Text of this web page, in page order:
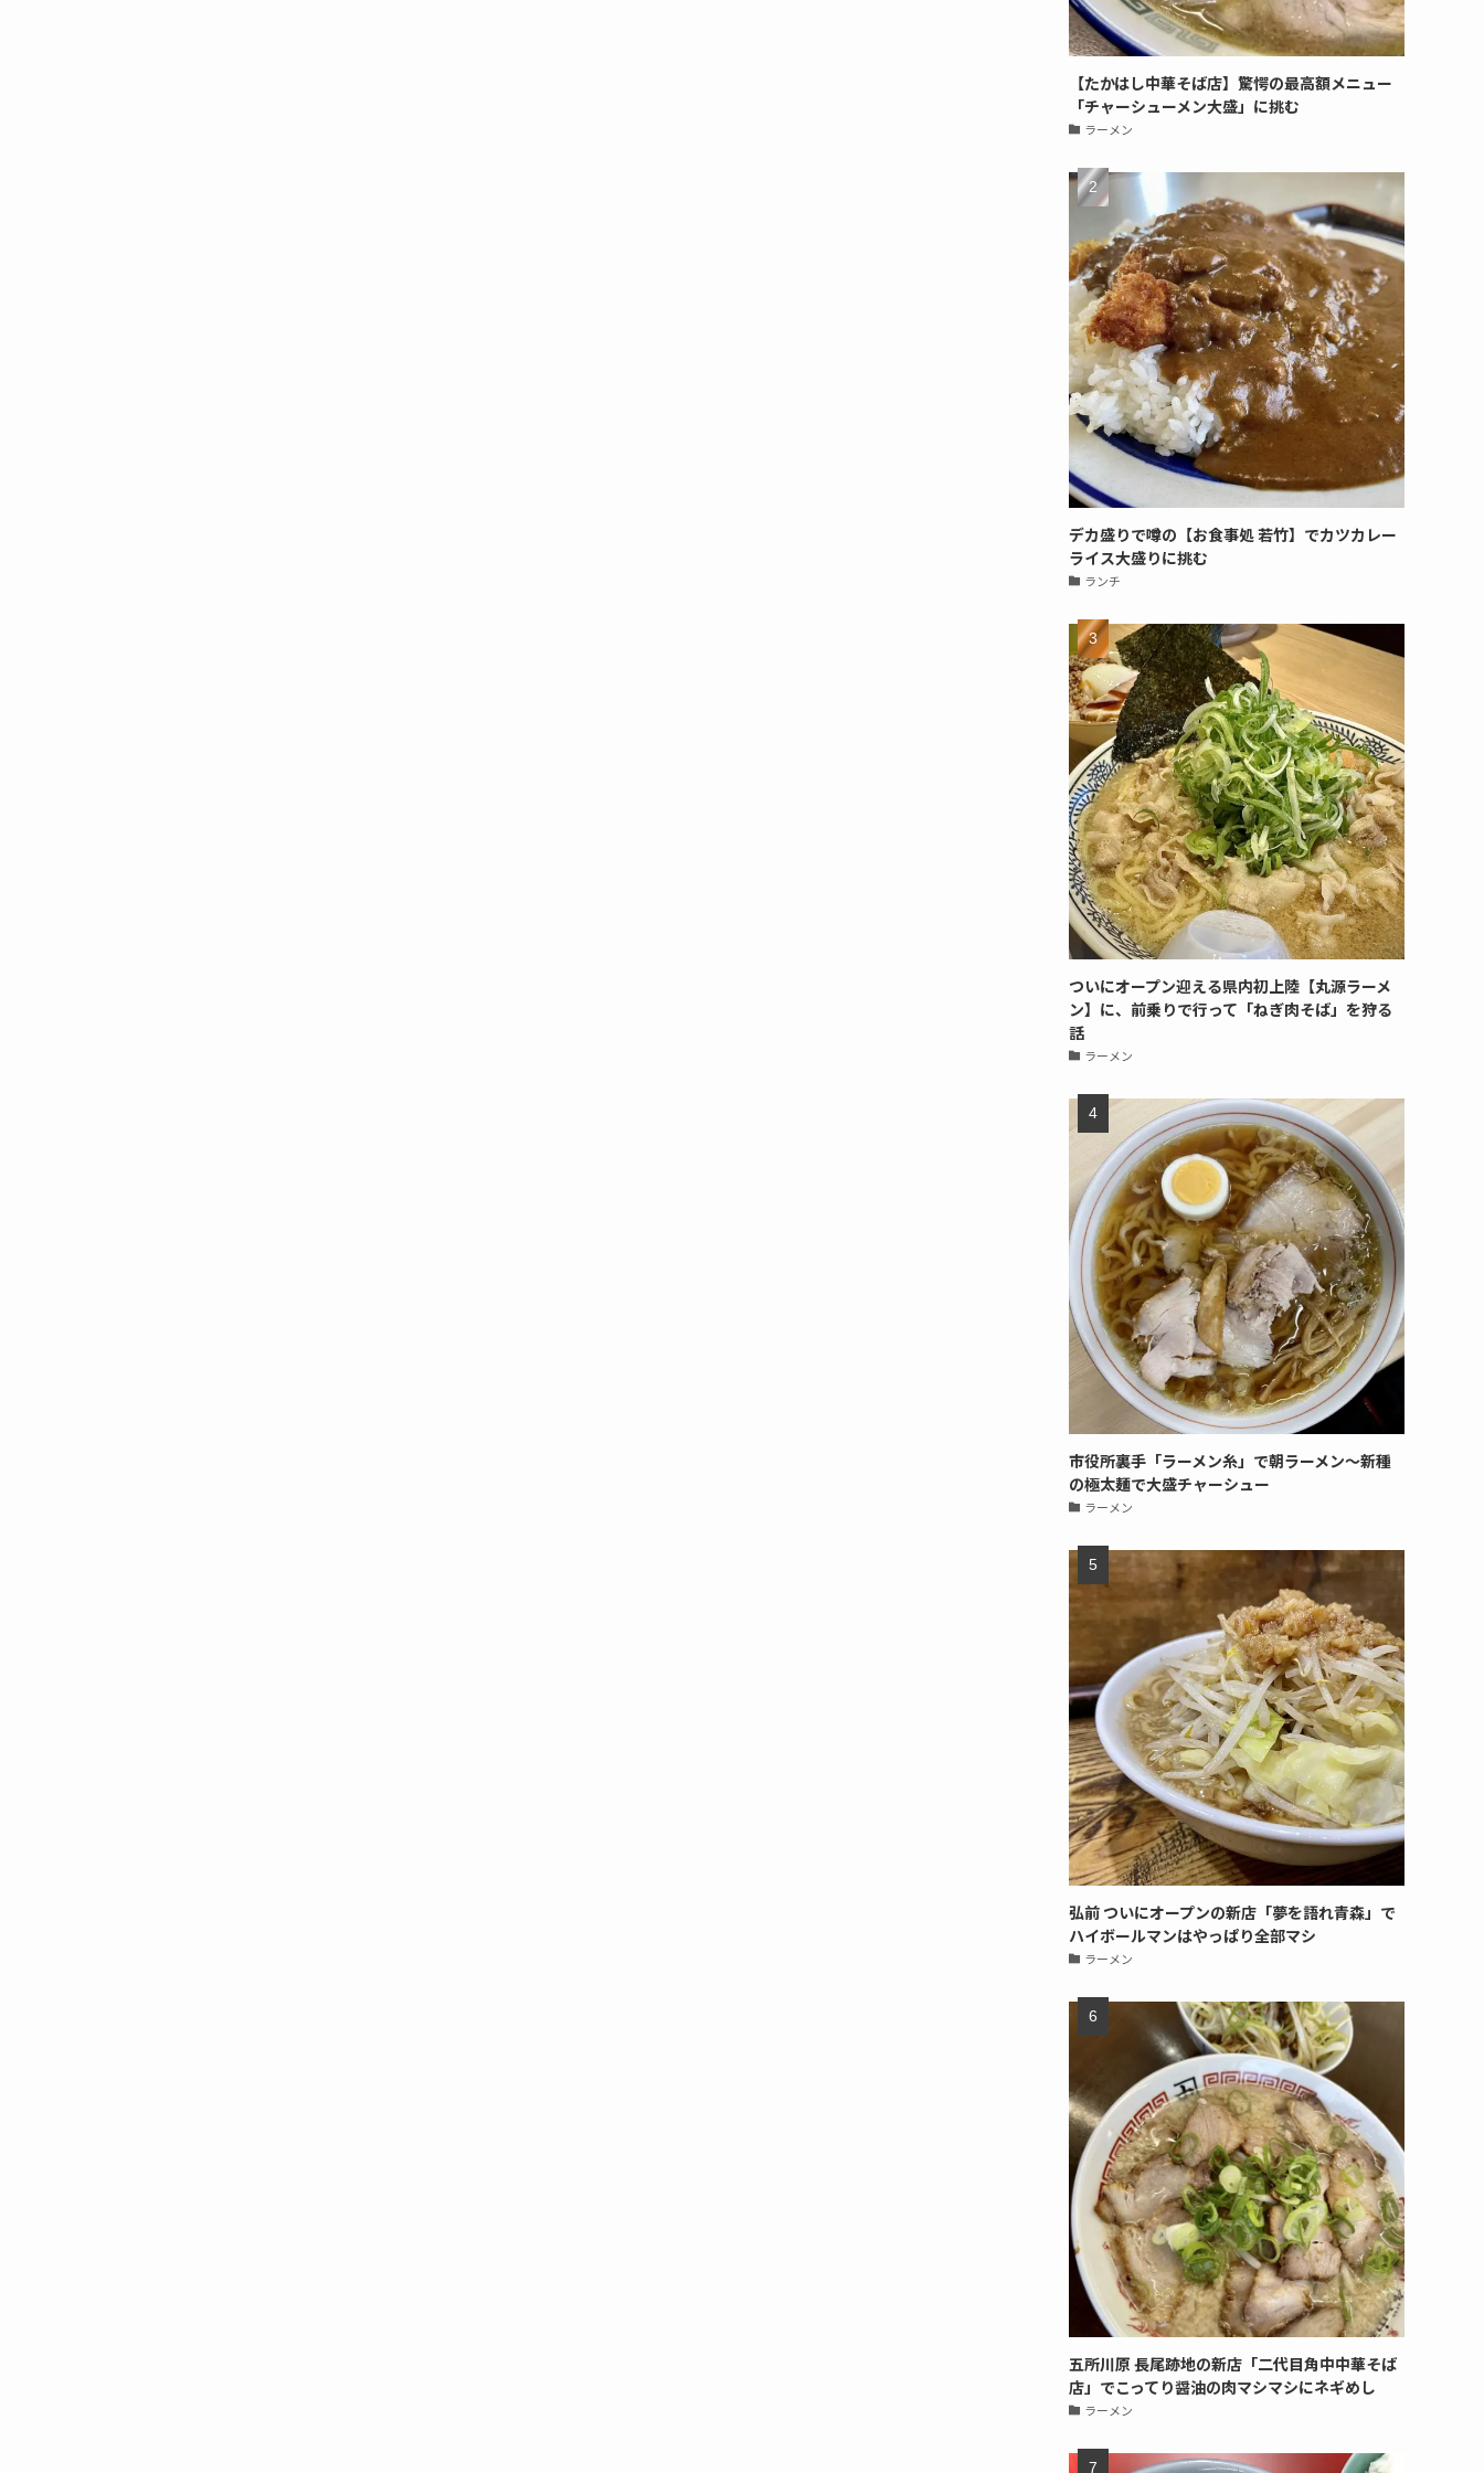
【たかはし中華そば店】驚愕の最高額メニュー
「チャーシューメン大盛」に挑む
ラーメン
デカ盛りで噂の【お食事処 若竹】でカツカレー
ライス大盛りに挑む
ランチ
ついにオープン迎える県内初上陸【丸源ラーメ
ン】に、前乗りで行って「ねぎ肉そば」を狩る
話
ラーメン
市役所裏手「ラーメン糸」で朝ラーメン〜新種
の極太麺で大盛チャーシュー
ラーメン
弘前 ついにオープンの新店「夢を語れ青森」で
ハイボールマンはやっぱり全部マシ
ラーメン
五所川原 長尾跡地の新店「二代目角中中華そば
店」でこってり醤油の肉マシマシにネギめし
ラーメン